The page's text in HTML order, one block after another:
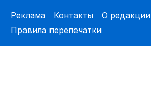
Реклама Контакты
О редакции
Правила перепечатки